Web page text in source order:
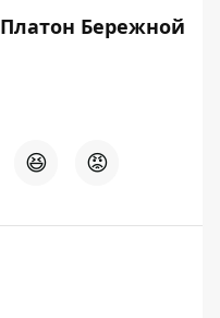
Платон Бережной
😆 😡